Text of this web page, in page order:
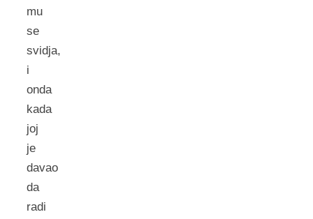
mu
se
svidja,
i
onda
kada
joj
je
davao
da
radi